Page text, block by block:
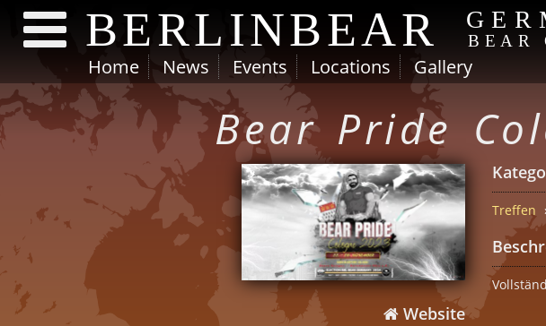
Direkt zum Inhalt
BERLINBEAR BEAR
Home News Events Locations Gallery
Bear Pride
Website
Treffen